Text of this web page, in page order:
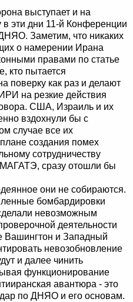
выступает и на
эти дни 11-й Конференции
Заметим, что никаких
о намерении Ирана
правами по статье
кто пытается
поверку как раз и делают
на резкие действия
США, Израиль и их
вздохнули бы с
случае все их
создания помех
сотрудничеству
сразу отошли бы
они не собираются.
бомбардировки
невозможным
деятельности
Вашингтон и Западный
невозобновление
и далее чинить
функционирование
авантюра - это
по ДНЯО и его основам.